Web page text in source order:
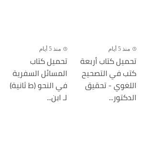
منذ 5 أيام
تحميل كتاب أربعة
كتب في التصحيح
اللغوي - تحقيق
الدكتور...
منذ 5 أيام
تحميل كتاب
المسائل السفرية
في النحو (ط ثانية)
لـ ابن...